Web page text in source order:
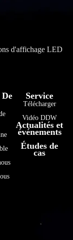
d'affichage LED
Service
Télécharger
Vidéo DDW
Actualités et
événements
Études de
cas